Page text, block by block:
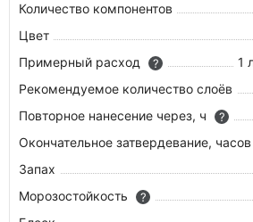
Количество компонентов
Цвет
Примерный расход
? 1
Рекомендуемое количество слоёв
Повторное нанесение через, ч
?
Окончательное затвердевание, часов
Запах
Морозостойкость
?